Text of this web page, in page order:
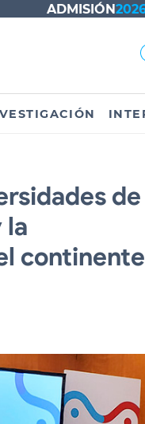
ADMISIÓN
de
la
continente